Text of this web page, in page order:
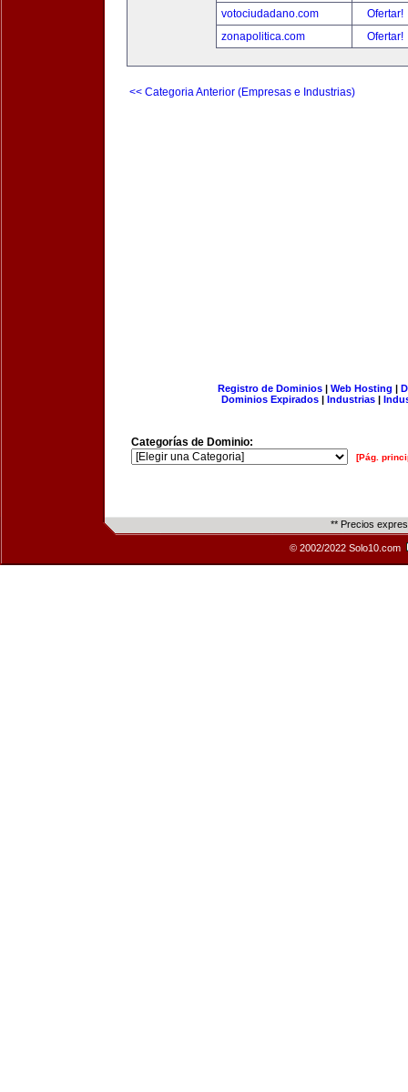
votociudadano.com
Ofertar!
zonapolitica.com
Ofertar!
<< Categoria Anterior (Empresas e Industrias)
Registro de Dominios| Web Hosting |
Dominios Expirados | Industrias |
Categorías de Dominio:
[Pág.
** Precios
© 2002/2022 Solo10.com